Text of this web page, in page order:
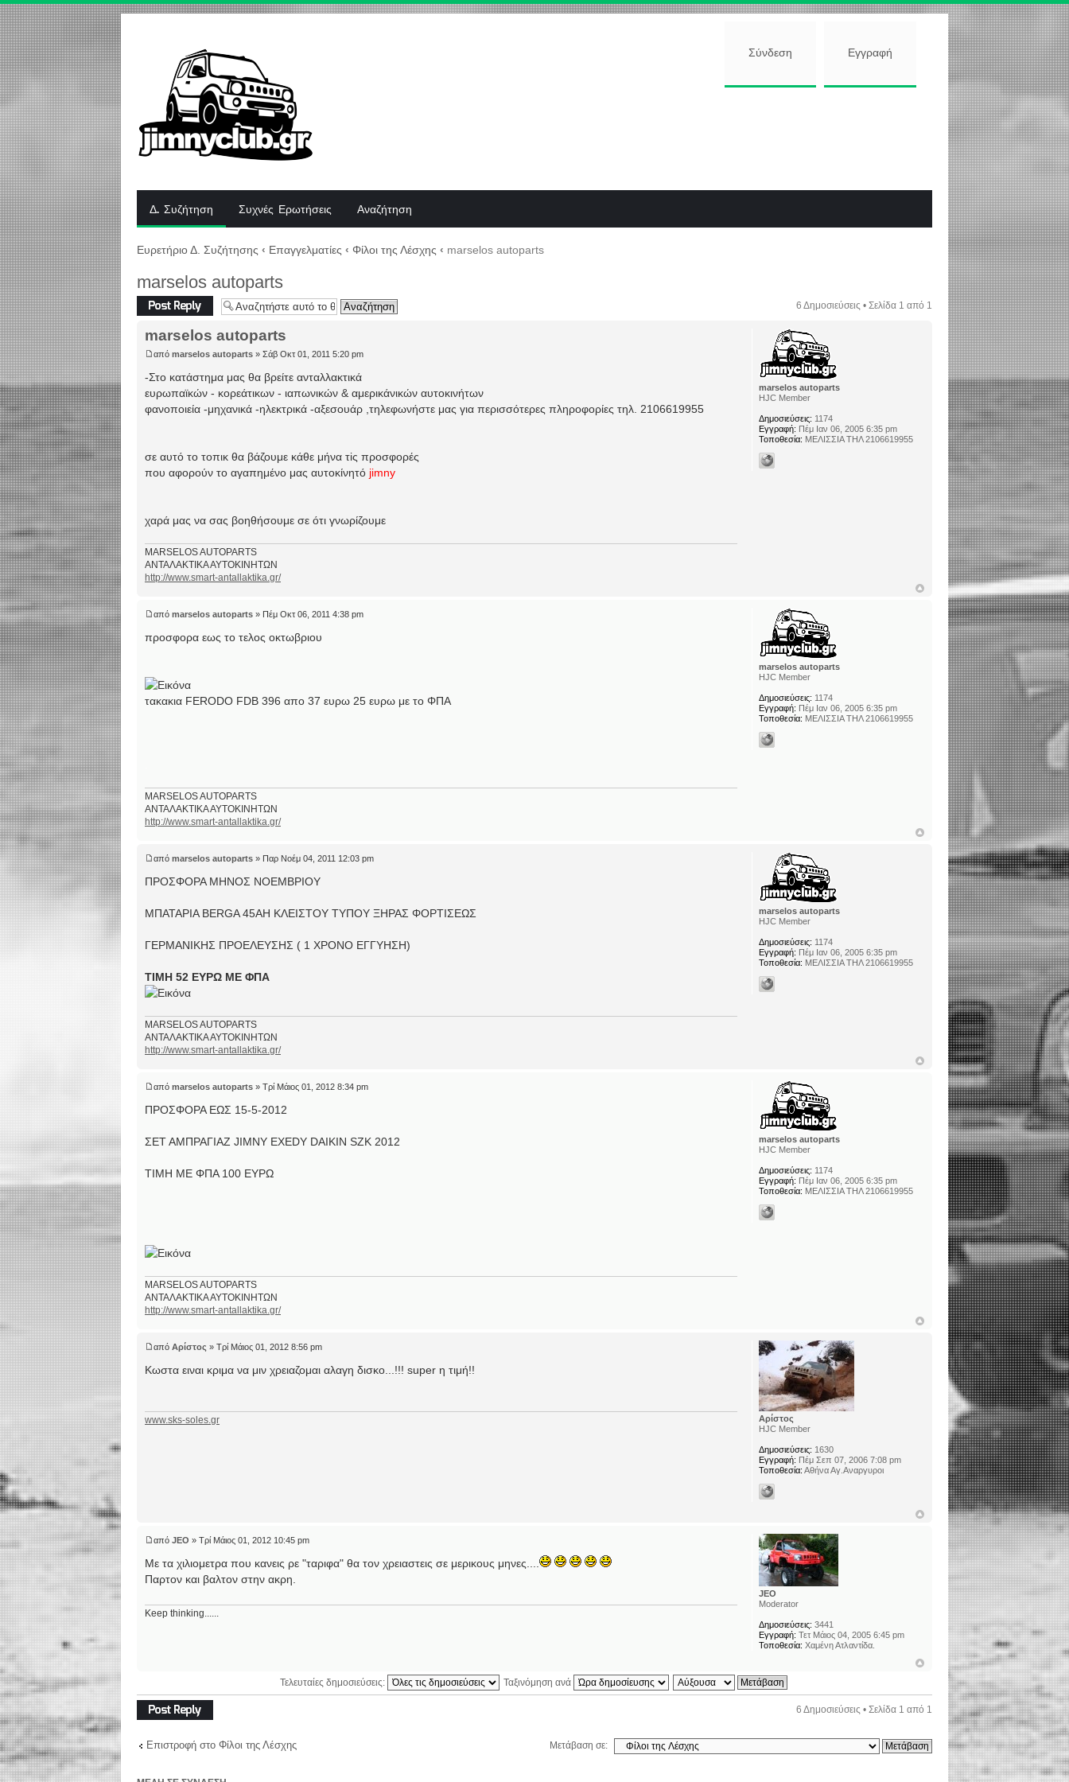
Σύνδεση Εγγραφή
Δ. Συζήτηση Συχνές Ερωτήσεις Αναζήτηση
Ευρετήριο Δ. Συζήτησης ‹ Επαγγελματίες ‹ Φίλοι της Λέσχης ‹ marselos autoparts
marselos autoparts
Δημιουργία
απάντησης
6 Δημοσιεύσεις • Σελίδα 1 από 1
marselos autoparts
από marselos autoparts » Σάβ Οκτ 01, 2011 5:20 pm
-Στο κατάστημα μας θα βρείτε ανταλλακτικά
ευρωπαϊκών - κορεάτικων - ιαπωνικών & αμερικάνικών αυτοκινήτων
φανοποιεία -μηχανικά -ηλεκτρικά -αξεσουάρ ,τηλεφωνήστε μας για περισσότερες πληροφορίες τηλ. 2106619955
σε αυτό το τοπικ θα βάζουμε κάθε μήνα τiς προσφορές
που αφορούν το αγαπημένο μας αυτοκίνητό jimny
χαρά μας να σας βοηθήσουμε σε ότι γνωρίζουμε
MARSELOS AUTOPARTS
ΑΝΤΑΛΑΚΤΙΚΑ ΑΥΤΟΚΙΝΗΤΩΝ
http://www.smart-antallaktika.gr/
marselos autoparts
HJC Member
Δημοσιεύσεις: 1174
Εγγραφή: Πέμ Ιαν 06, 2005 6:35 pm
Τοποθεσία: ΜΕΛΙΣΣΙΑ ΤΗΛ 2106619955
από marselos autoparts » Πέμ Οκτ 06, 2011 4:38 pm
προσφορα εως το τελος οκτωβριου
τακακια FERODO FDB 396 απο 37 ευρω 25 ευρω με το ΦΠΑ
MARSELOS AUTOPARTS
ΑΝΤΑΛΑΚΤΙΚΑ ΑΥΤΟΚΙΝΗΤΩΝ
http://www.smart-antallaktika.gr/
marselos autoparts
HJC Member
Δημοσιεύσεις: 1174
Εγγραφή: Πέμ Ιαν 06, 2005 6:35 pm
Τοποθεσία: ΜΕΛΙΣΣΙΑ ΤΗΛ 2106619955
από marselos autoparts » Παρ Νοέμ 04, 2011 12:03 pm
ΠΡΟΣΦΟΡΑ ΜΗΝΟΣ ΝΟΕΜΒΡΙΟΥ
ΜΠΑΤΑΡΙΑ BERGA 45AH KΛΕΙΣΤΟΥ ΤΥΠΟΥ ΞΗΡΑΣ ΦΟΡΤΙΣΕΩΣ
ΓΕΡΜΑΝΙΚΗΣ ΠΡΟΕΛΕΥΣΗΣ ( 1 ΧΡΟΝΟ ΕΓΓΥΗΣΗ)
ΤΙΜΗ 52 ΕΥΡΩ ΜΕ ΦΠΑ
MARSELOS AUTOPARTS
ΑΝΤΑΛΑΚΤΙΚΑ ΑΥΤΟΚΙΝΗΤΩΝ
http://www.smart-antallaktika.gr/
marselos autoparts
HJC Member
Δημοσιεύσεις: 1174
Εγγραφή: Πέμ Ιαν 06, 2005 6:35 pm
Τοποθεσία: ΜΕΛΙΣΣΙΑ ΤΗΛ 2106619955
από marselos autoparts » Τρί Μάιος 01, 2012 8:34 pm
ΠΡΟΣΦΟΡΑ ΕΩΣ 15-5-2012
ΣΕΤ ΑΜΠΡΑΓΙΑΖ JIMNY EXEDY DAIKIN SZK 2012
TIMH ME ΦΠΑ 100 ΕΥΡΩ
MARSELOS AUTOPARTS
ΑΝΤΑΛΑΚΤΙΚΑ ΑΥΤΟΚΙΝΗΤΩΝ
http://www.smart-antallaktika.gr/
marselos autoparts
HJC Member
Δημοσιεύσεις: 1174
Εγγραφή: Πέμ Ιαν 06, 2005 6:35 pm
Τοποθεσία: ΜΕΛΙΣΣΙΑ ΤΗΛ 2106619955
από Αρίστος » Τρί Μάιος 01, 2012 8:56 pm
Κωστα ειναι κριμα να μιν χρειαζομαι αλαγη δισκο...!!! super η τιμή!!
www.sks-soles.gr
Αρίστος
HJC Member
Δημοσιεύσεις: 1630
Εγγραφή: Πέμ Σεπ 07, 2006 7:08 pm
Τοποθεσία: Αθήνα Αγ.Αναργυροι
από JEO » Τρί Μάιος 01, 2012 10:45 pm
Με τα χιλιομετρα που κανεις ρε "ταριφα" θα τον χρειαστεις σε μερικους μηνες....
Παρτον και βαλτον στην ακρη.
Keep thinking......
JEO
Moderator
Δημοσιεύσεις: 3441
Εγγραφή: Τετ Μάιος 04, 2005 6:45 pm
Τοποθεσία: Χαμένη Ατλαντίδα.
Τελευταίες δημοσιεύσεις: Ταξινόμηση ανά
Δημιουργία
απάντησης
6 Δημοσιεύσεις • Σελίδα 1 από 1
Επιστροφή στο Φίλοι της Λέσχης Μετάβαση σε: